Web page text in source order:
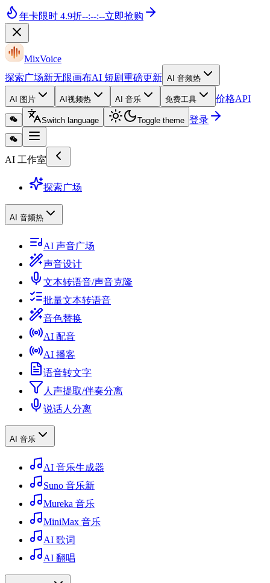
年卡限时 4.9折--:--:--立即抢购
MixVoice
探索广场新无限画布AI 短剧重磅更新 AI 音频热
AI 图片 AI视频热 AI 音乐 免费工具 价格API
Switch language Toggle theme 登录
AI 工作室
探索广场
AI 音频热
AI 声音广场
声音设计
文本转语音/声音克隆
批量文本转语音
音色替换
AI 配音
AI 播客
语音转文字
人声提取/伴奏分离
说话人分离
AI 音乐
AI 音乐生成器
Suno 音乐新
Mureka 音乐
MiniMax 音乐
AI 歌词
AI 翻唱